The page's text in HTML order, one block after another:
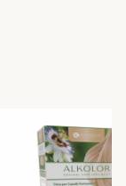
в любими